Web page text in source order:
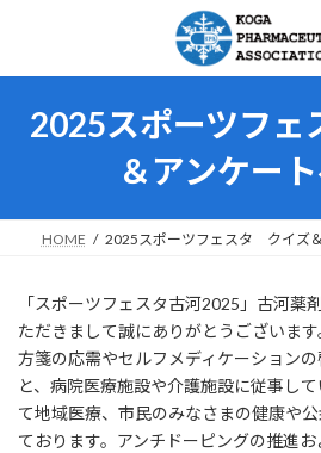
ン
プ
ー
動
2025スポーツフ
＆アンケー
HOME 2025スポーツフェスタ クイズ
「スポーツフェスタ古河2025」古河薬
ただきまして誠にありがとうございま
方箋の応需やセルフメディケーション
と、病院医療施設や介護施設に従事し
て地域医療、市民のみなさまの健康や
ております。アンチドーピングの推進